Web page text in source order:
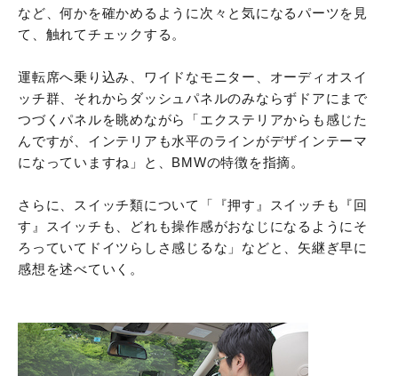
など、何かを確かめるように次々と気になるパーツを見
て、触れてチェックする。
運転席へ乗り込み、ワイドなモニター、オーディオスイ
ッチ群、それからダッシュパネルのみならずドアにまで
つづくパネルを眺めながら「エクステリアからも感じた
んですが、インテリアも水平のラインがデザインテーマ
になっていますね」と、BMWの特徴を指摘。
さらに、スイッチ類について「『押す』スイッチも『回
す』スイッチも、どれも操作感がおなじになるようにそ
ろっていてドイツらしさ感じるな」などと、矢継ぎ早に
感想を述べていく。